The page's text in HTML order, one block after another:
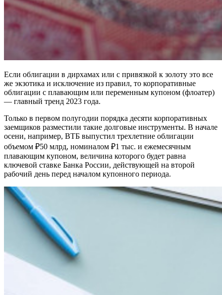
Если облигации в дирхамах или с привязкой к золоту это все
же экзотика и исключение из правил, то корпоративные
облигации с плавающим или переменным купоном (флоатер)
— главный тренд 2023 года.
Только в первом полугодии порядка десяти корпоративных
заемщиков разместили такие долговые инструменты. В начале
осени, например, ВТБ выпустил трехлетние облигации
объемом ₽50 млрд, номиналом ₽1 тыс. и ежемесячным
плавающим купоном, величина которого будет равна
ключевой ставке Банка России, действующей на второй
рабочий день перед началом купонного периода.